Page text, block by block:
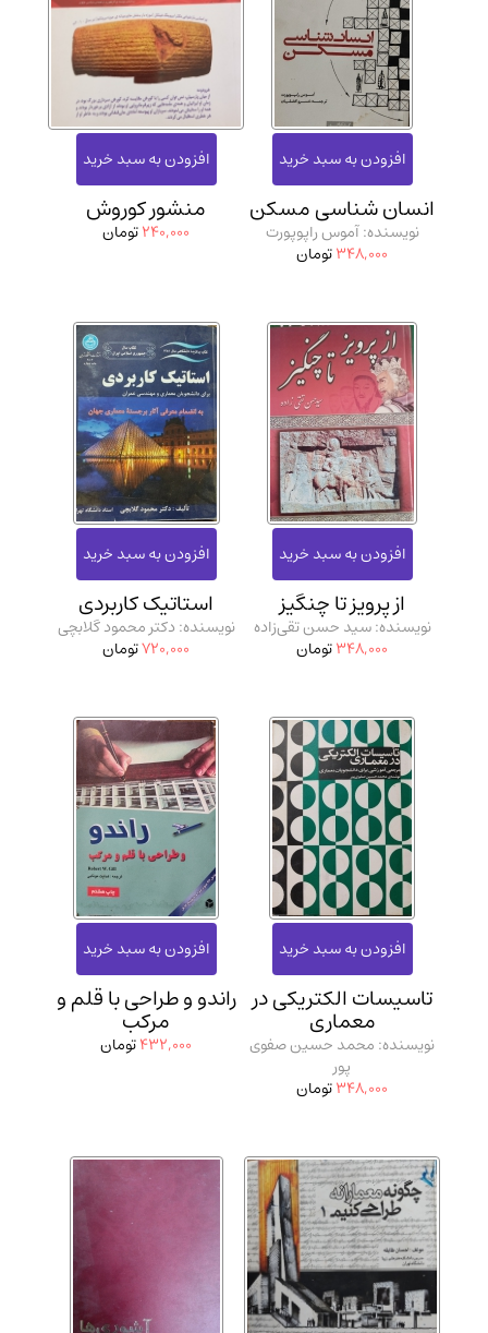
انسان شناسی مسکن
نویسنده: آموس راپوپورت
348,000تومان
منشور کوروش
240,000تومان
از پرویز تا چنگیز
نویسنده: سید حسن تقی‌زاده
348,000تومان
استاتیک کاربردی
نویسنده: دکتر محمود گلابچی
720,000تومان
تاسیسات الکتریکی در
معماری
نویسنده: محمد حسین صفوی
پور
348,000تومان
راندو و طراحی با قلم و
مرکب
432,000تومان